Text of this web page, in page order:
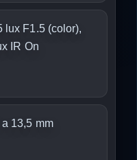
lux F1.5 (color),
IR On
13,5 mm